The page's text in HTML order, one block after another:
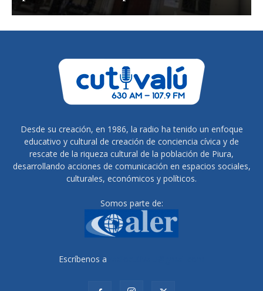
Desde su creación, en 1986, la radio ha tenido un enfoque
educativo y cultural de creación de conciencia cívica y de
rescate de la riqueza cultural de la población de Piura,
desarrollando acciones de comunicación en espacios sociales,
culturales, económicos y políticos.
Somos parte de:
Escríbenos a